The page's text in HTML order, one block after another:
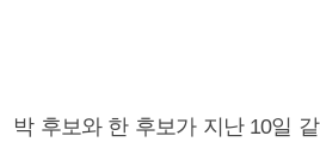
박 후보와 한 후보가 지난 10일